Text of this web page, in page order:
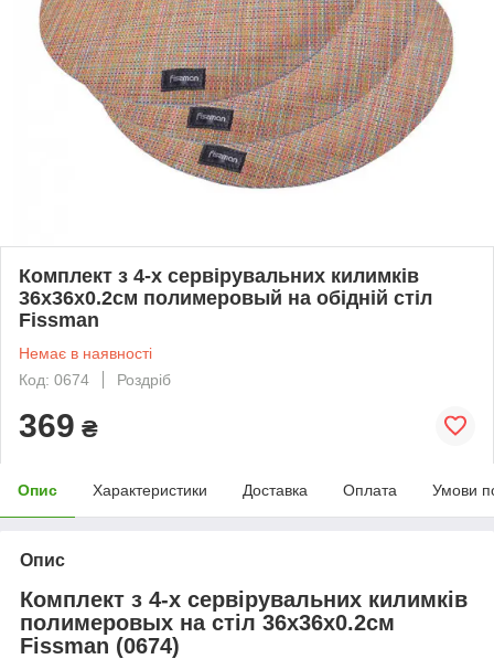
Комплект з 4-х сервірувальних килимків
36х36х0.2см полимеровый на обідній стіл
Fissman
Немає в наявності
Код: 0674
Роздріб
369 ₴
Опис Характеристики Доставка Оплата Умови
Опис
Комплект з 4-х сервірувальних килимків
полимеровых на стіл 36х36х0.2см
Fissman (0674)